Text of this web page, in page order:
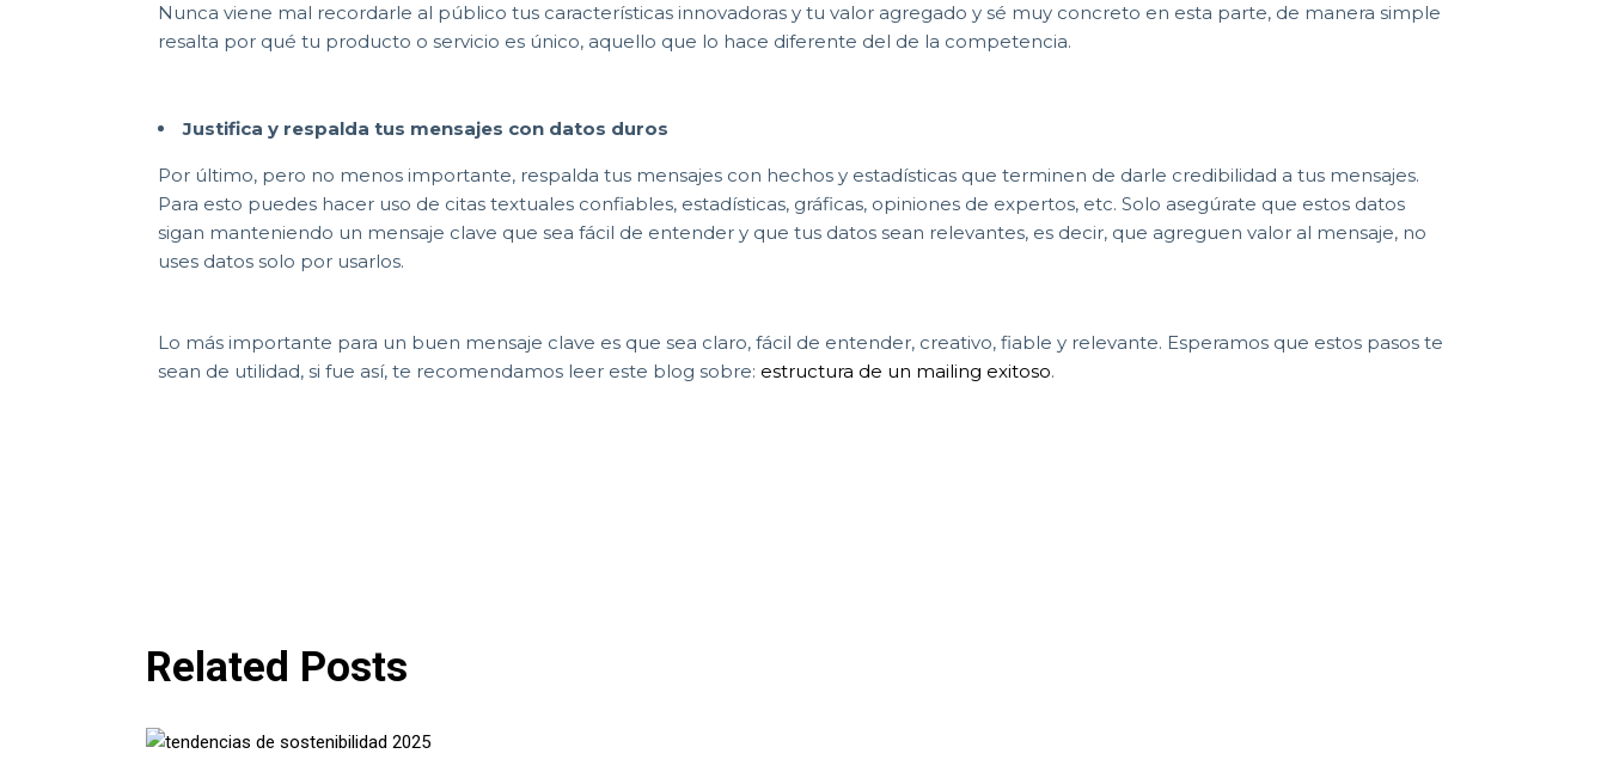
Nunca viene mal recordarle al público tus características innovadoras y tu valor agregado y sé muy concreto en esta parte, de manera simple
resalta por qué tu producto o servicio es único, aquello que lo hace diferente del de la competencia.
Justifica y respalda tus mensajes con datos duros
Por último, pero no menos importante, respalda tus mensajes con hechos y estadísticas que terminen de darle credibilidad a tus mensajes.
Para esto puedes hacer uso de citas textuales confiables, estadísticas, gráficas, opiniones de expertos, etc. Solo asegúrate que estos datos
sigan manteniendo un mensaje clave que sea fácil de entender y que tus datos sean relevantes, es decir, que agreguen valor al mensaje, no
uses datos solo por usarlos.
Lo más importante para un buen mensaje clave es que sea claro, fácil de entender, creativo, fiable y relevante. Esperamos que estos pasos te
sean de utilidad, si fue así, te recomendamos leer este blog sobre: estructura de un mailing exitoso.
Related Posts